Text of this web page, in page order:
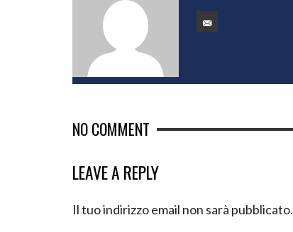
NO COMMENT
LEAVE A REPLY
Il tuo indirizzo email non sarà pubblicato.